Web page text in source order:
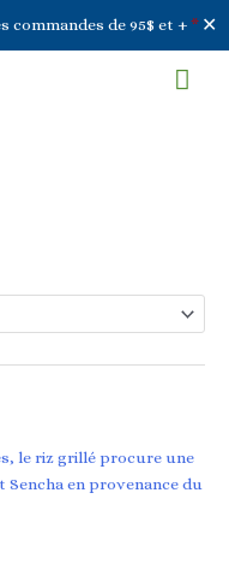
de 95$ et + * ✕
le riz grillé procure une
en provenance du